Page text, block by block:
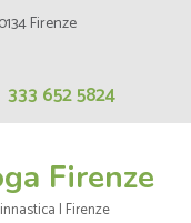
Firenze
333 652 5824
Firenze
| Firenze